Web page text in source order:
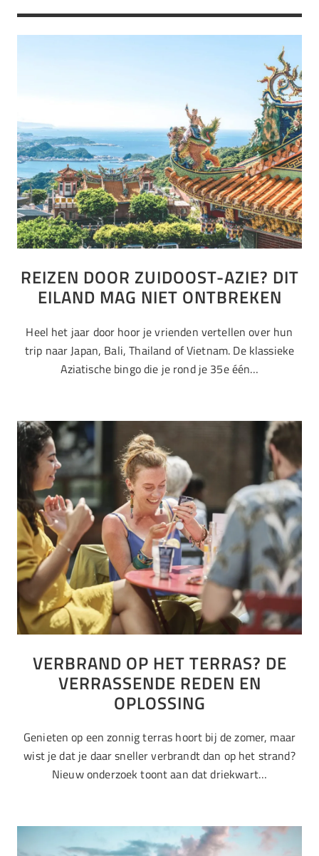
REIZEN DOOR ZUIDOOST-AZIE? DIT
EILAND MAG NIET ONTBREKEN
Heel het jaar door hoor je vrienden vertellen over hun
trip naar Japan, Bali, Thailand of Vietnam. De klassieke
Aziatische bingo die je rond je 35e één…
VERBRAND OP HET TERRAS? DE
VERRASSENDE REDEN EN
OPLOSSING
Genieten op een zonnig terras hoort bij de zomer, maar
wist je dat je daar sneller verbrandt dan op het strand?
Nieuw onderzoek toont aan dat driekwart…